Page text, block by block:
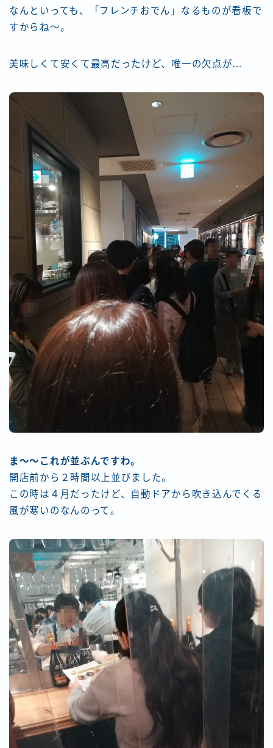
なんといっても、「フレンチおでん」なるものが看板で
すからね～。
美味しくて安くて最高だったけど、唯一の欠点が…
ま～～これが並ぶんですわ。
開店前から２時間以上並びました。
この時は４月だったけど、自動ドアから吹き込んでくる
風が寒いのなんのって。